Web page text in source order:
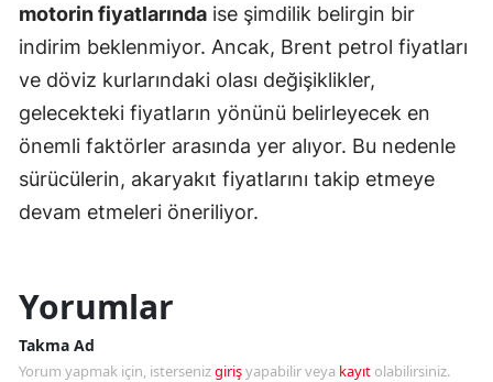
motorin fiyatlarında ise şimdilik belirgin bir
indirim beklenmiyor. Ancak, Brent petrol fiyatları
ve döviz kurlarındaki olası değişiklikler,
gelecekteki fiyatların yönünü belirleyecek en
önemli faktörler arasında yer alıyor. Bu nedenle
sürücülerin, akaryakıt fiyatlarını takip etmeye
devam etmeleri öneriliyor.
Yorumlar
Takma Ad
Yorum yapmak için, istersenizgirişyapabilir veya kayıt olabilirsiniz.